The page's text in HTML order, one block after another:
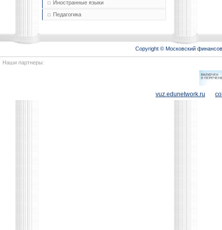
Иностранные языки
Педагогика
Copyright © Московский
Наши партнеры:
vuz.edunetwork.ru